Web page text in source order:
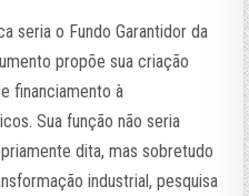
seria o Fundo Garantidor da
propõe sua criação
financiamento à
Sua função não seria
dita, mas sobretudo
industrial, pesquisa